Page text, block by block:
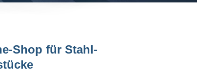
Shop für Stahl-